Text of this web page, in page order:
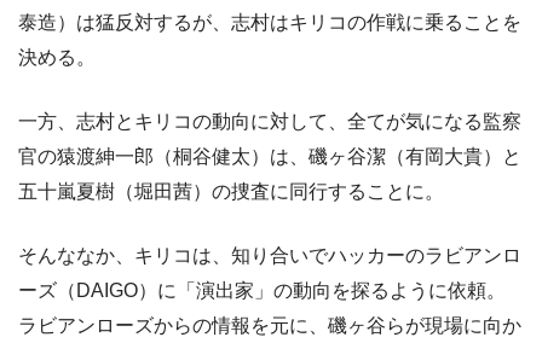
泰造）は猛反対するが、志村はキリコの作戦に乗ることを
決める。
一方、志村とキリコの動向に対して、全てが気になる監察
官の猿渡紳一郎（桐谷健太）は、磯ヶ谷潔（有岡大貴）と
五十嵐夏樹（堀田茜）の捜査に同行することに。
そんななか、キリコは、知り合いでハッカーのラビアンロ
ーズ（DAIGO）に「演出家」の動向を探るように依頼。
ラビアンローズからの情報を元に、磯ヶ谷らが現場に向か